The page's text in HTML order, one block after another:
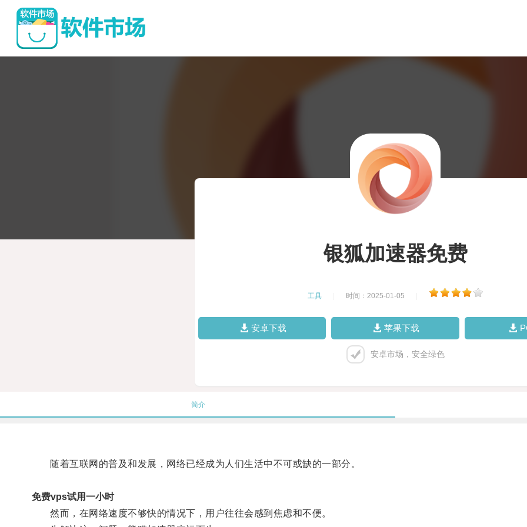
银狐加速器免费
工具 时间：2025-01-05
安卓下载 苹果下载
安卓市场，安全绿色
简介
随着互联网的普及和发展，网络已经成为人们生活中不可或缺的一部分。
免费vps试用一小时
然而，在网络速度不够快的情况下，用户往往会感到焦虑和不便。